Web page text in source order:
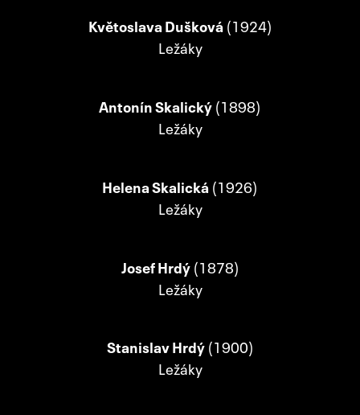
Květoslava Dušková (1924)
Ležáky
Antonín Skalický(1898)
Ležáky
Helena Skalická(1926)
Ležáky
Josef Hrdý (1878)
Ležáky
Stanislav Hrdý (1900)
Ležáky